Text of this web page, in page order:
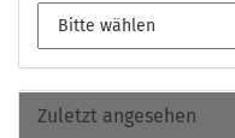
Zuletzt angesehen